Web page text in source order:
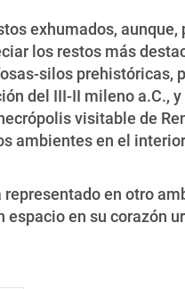
exhumados,
los restos más
silos prehistóricas,
del III-II mileno a.C.,
visitable de
ambientes en el
en otro
en su corazón